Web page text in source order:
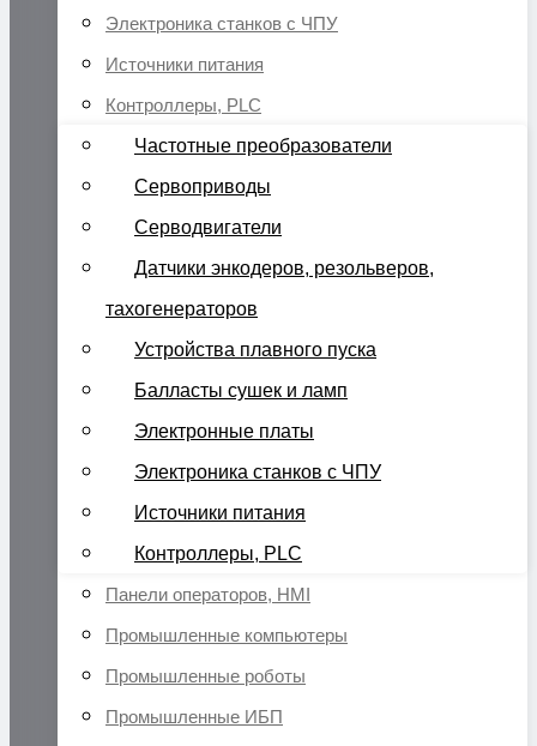
Электроника станков с ЧПУ
Источники питания
Контроллеры, PLC
Частотные преобразователи
Сервоприводы
Серводвигатели
Датчики энкодеров, резольверов,
тахогенераторов
Устройства плавного пуска
Балласты сушек и ламп
Электронные платы
Электроника станков с ЧПУ
Источники питания
Контроллеры, PLC
Панели операторов, HMI
Промышленные компьютеры
Промышленные роботы
Промышленные ИБП